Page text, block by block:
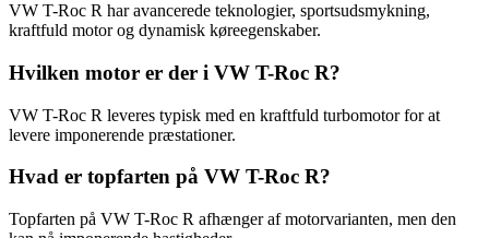
VW T-Roc R har avancerede teknologier, sportsudsmykning,
kraftfuld motor og dynamisk køreegenskaber.
Hvilken motor er der i VW T-Roc R?
VW T-Roc R leveres typisk med en kraftfuld turbomotor for at
levere imponerende præstationer.
Hvad er topfarten på VW T-Roc R?
Topfarten på VW T-Roc R afhænger af motorvarianten, men den